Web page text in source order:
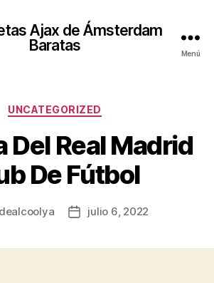
Ajax de Ámsterdam
Baratas
Menú
Categorías
UNCATEGORIZED
Del Real Madrid
De Fútbol
dealcoolya
Fechajulio 6, 2022